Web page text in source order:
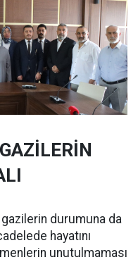
durumuna da
hayatını
unutulmaması